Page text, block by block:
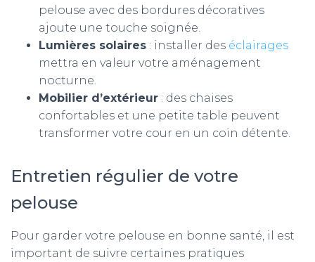
pelouse avec des bordures décoratives
ajoute une touche soignée.
Lumières solaires : installer des éclairages
mettra en valeur votre aménagement
nocturne.
Mobilier d’extérieur : des chaises
confortables et une petite table peuvent
transformer votre cour en un coin détente.
Entretien régulier de votre
pelouse
Pour garder votre pelouse en bonne santé, il est
important de suivre certaines pratiques